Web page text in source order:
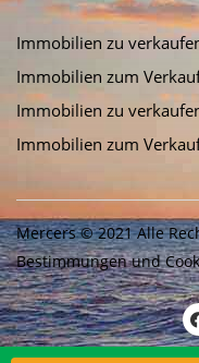
Immobilien zu
Immobilien zum
Immobilien zu
Immobilien zum
Mercers © 2021 Alle
Bestimmungenund